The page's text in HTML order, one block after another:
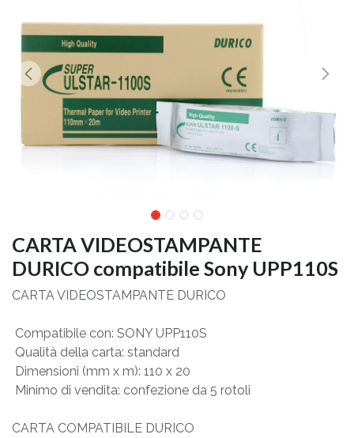
CARTA VIDEOSTAMPANTE
DURICO compatibile Sony UPP110S
CARTA VIDEOSTAMPANTE DURICO
 Compatibile con: SONY UPP110S
 Qualità della carta: standard
 Dimensioni (mm x m): 110 x 20
 Minimo di vendita: confezione da 5 rotoli
CARTA COMPATIBILE DURICO